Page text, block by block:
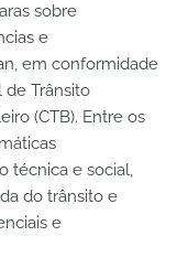
sobre
e
em conformidade
de Trânsito
(CTB). Entre os
técnica e social,
do trânsito e
e